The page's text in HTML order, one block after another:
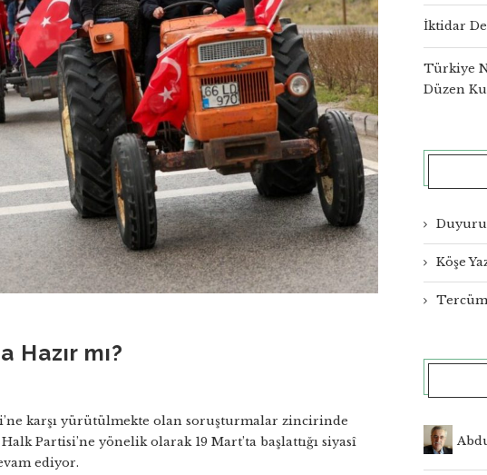
mı?
karşı yürütülmekte olan soruşturmalar zincirinde
Partisi’ne yönelik olarak 19 Mart’ta başlattığı siyasî
ediyor.
İktidar
Türkiye
Düzen
Köşe